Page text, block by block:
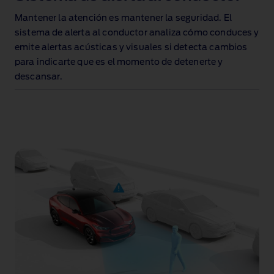
Mantener la atención es mantener la seguridad. El
sistema de alerta al conductoranaliza cómo conduces y
emite alertas acústicas y visuales si detecta cambios
para indicarte que es el momento de detenerte y
descansar.